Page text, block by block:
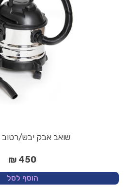
שואב אבק יבש/רטוב 15 ליטר
450 ₪
הוסף לסל